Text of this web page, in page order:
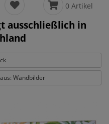
0 Artikel
ausschließlich in
Wandbilder